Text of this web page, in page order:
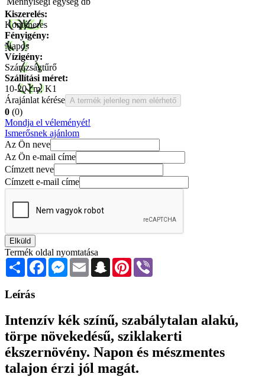
Kiszerelés:
Konténeres
Fényigény:
Napos
Vízigény:
Szárazságtűrő
Szállítási méret:
10-20 cm, K1
Árajánlat kérése A termék jelenleg nem elérhető
0 (0)
Mondja el véleményét!
Ismerősnek ajánlom
Az Ön neve
Az Ön e-mail címe
Címzett neve
Címzett e-mail címe
Elküld
Termék oldal nyomtatása
Share FacebookMessenger
Email SnapchatPinterest
Leírás
Intenzív kék színű, szabálytalan alakú,
törpe növekedésű, sziklakerti
ékszernövény. Napon és mészmentes
talajon érzi jól magát.